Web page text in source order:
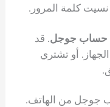
كلمة المرور.
حساب جوجل. قد
أو تشتري
جوجل من الهاتف.